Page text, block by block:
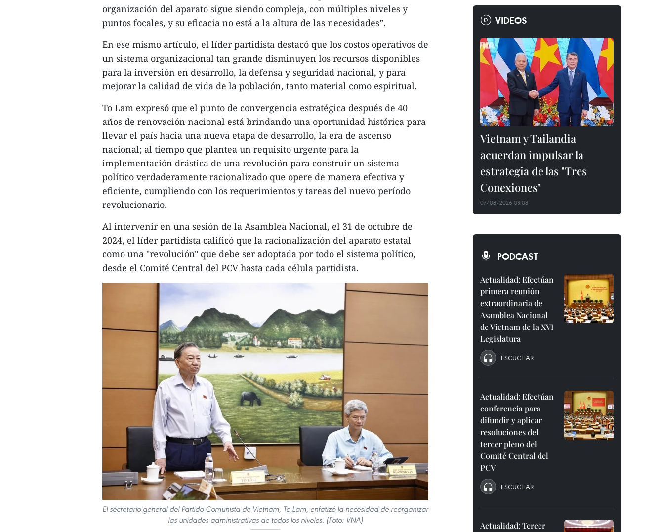
organización del aparato sigue siendo compleja, con múltiples niveles y
puntos focales, y su eficacia no está a la altura de las necesidades”.
En ese mismo artículo, el líder partidista destacó que los costos operativos de
un sistema organizacional tan grande disminuyen los recursos disponibles
para la inversión en desarrollo, la defensa y seguridad nacional, y para
mejorar la calidad de vida de la población, tanto material como espiritual.
To Lam expresó que el punto de convergencia estratégica después de 40
años de renovación nacional está brindando una oportunidad histórica para
llevar el país hacia una nueva etapa de desarrollo, la era de ascenso
nacional; al tiempo que plantea un requisito urgente para la
implementación drástica de una revolución para construir un sistema
político verdaderamente racionalizado que opere de manera efectiva y
eficiente, cumpliendo con los requerimientos y tareas del nuevo período
revolucionario.
Al intervenir en una sesión de la Asamblea Nacional, el 31 de octubre de
2024, el líder partidista calificó que la racionalización del aparato estatal
como una "revolución" que debe ser adoptada por todo el sistema político,
desde el Comité Central del PCV hasta cada célula partidista.
El secretario general del Partido Comunista de Vietnam, To Lam, enfatizó la necesidad de reorganizar
las unidades administrativas de todos los niveles. (Foto: VNA)
VIDEOS
Vietnam y Tailandia
acuerdan impulsar la
estrategia de las "Tres
Conexiones"
07/08/2026 03:08
PODCAST
Actualidad: Efectúan
primera reunión
extraordinaria de
Asamblea Nacional
de Vietnam de la XVI
Legislatura
ESCUCHAR
Actualidad: Efectúan
conferencia para
difundir y aplicar
resoluciones del
tercer pleno del
Comité Central del
PCV
ESCUCHAR
Actualidad: Tercer